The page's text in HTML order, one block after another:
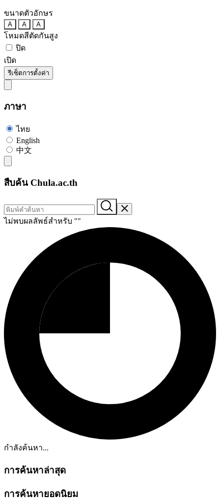
ขนาดตัวอักษร
A A A
โหมดสีตัดกันสูง
ปิด
เปิด
รีเซ็ตการตั้งค่า
ภาษา
ไทย
English
中文
สืบค้น Chula.ac.th
ไม่พบผลลัพธ์สำหรับ ""
กำลังค้นหา...
การค้นหาล่าสุด
การค้นหายอดนิยม